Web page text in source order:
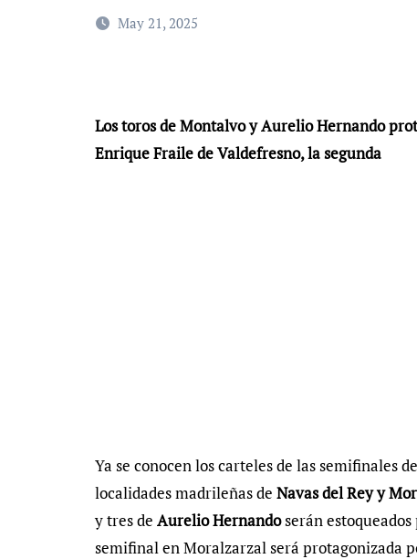
May 21, 2025
Los toros de Montalvo y Aurelio Hernando
Enrique Fraile de Valdefresno, la segunda
Ya se conocen los carteles de las semifinales
localidades madrileñas de Navas del Rey y
y tres de Aurelio Hernandoserán estoqueados
semifinal en Moralzarzal será protagonizada